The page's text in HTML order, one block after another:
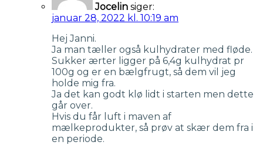
Jocelin siger:
januar 28, 2022 kl. 10:19 am
Hej Janni.
Ja man tæller også kulhydrater med fløde.
Sukker ærter ligger på 6,4g kulhydrat pr
100g og er en bælgfrugt, så dem vil jeg
holde mig fra.
Ja det kan godt klø lidt i starten men dette
går over.
Hvis du får luft i maven af
mælkeprodukter, så prøv at skær dem fra i
en periode.